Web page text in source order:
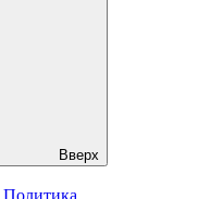
Вверх
Политика